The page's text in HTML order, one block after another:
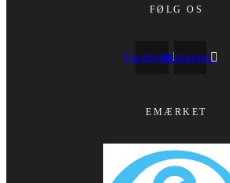
FØLG OS
FacebookInstagram
EMÆRKET